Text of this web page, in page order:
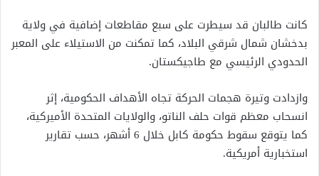
كانت طالبان قد سيطرت على سبع مقاطعات إضافية في ولاية
بدخشان شمال شرقي البلاد، كما تمكنت من الاستيلاء على المعبر
الحدودي الرئيسي مع طاجيكستان.
وازدادت وتيرة هجمات الحركة تجاه الأهداف الحكومية، إثر
انسحاب معظم قوات حلف الناتو، والولايات المتحدة الأميركية،
كما يتوقع سقوط حكومة كابل خلال 6 أشهر، حسب تقارير
استخبارية أمريكية.